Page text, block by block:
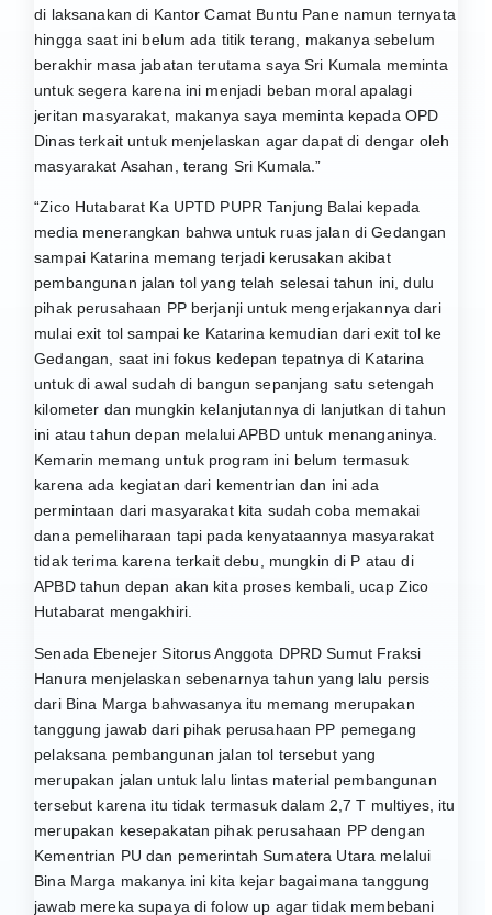
di laksanakan di Kantor Camat Buntu Pane namun ternyata
hingga saat ini belum ada titik terang, makanya sebelum
berakhir masa jabatan terutama saya Sri Kumala meminta
untuk segera karena ini menjadi beban moral apalagi
jeritan masyarakat, makanya saya meminta kepada OPD
Dinas terkait untuk menjelaskan agar dapat di dengar oleh
masyarakat Asahan, terang Sri Kumala.”
“Zico Hutabarat Ka UPTD PUPR Tanjung Balai kepada
media menerangkan bahwa untuk ruas jalan di Gedangan
sampai Katarina memang terjadi kerusakan akibat
pembangunan jalan tol yang telah selesai tahun ini, dulu
pihak perusahaan PP berjanji untuk mengerjakannya dari
mulai exit tol sampai ke Katarina kemudian dari exit tol ke
Gedangan, saat ini fokus kedepan tepatnya di Katarina
untuk di awal sudah di bangun sepanjang satu setengah
kilometer dan mungkin kelanjutannya di lanjutkan di tahun
ini atau tahun depan melalui APBD untuk menanganinya.
Kemarin memang untuk program ini belum termasuk
karena ada kegiatan dari kementrian dan ini ada
permintaan dari masyarakat kita sudah coba memakai
dana pemeliharaan tapi pada kenyataannya masyarakat
tidak terima karena terkait debu, mungkin di P atau di
APBD tahun depan akan kita proses kembali, ucap Zico
Hutabarat mengakhiri.
Senada Ebenejer Sitorus Anggota DPRD Sumut Fraksi
Hanura menjelaskan sebenarnya tahun yang lalu persis
dari Bina Marga bahwasanya itu memang merupakan
tanggung jawab dari pihak perusahaan PP pemegang
pelaksana pembangunan jalan tol tersebut yang
merupakan jalan untuk lalu lintas material pembangunan
tersebut karena itu tidak termasuk dalam 2,7 T multiyes, itu
merupakan kesepakatan pihak perusahaan PP dengan
Kementrian PU dan pemerintah Sumatera Utara melalui
Bina Marga makanya ini kita kejar bagaimana tanggung
jawab mereka supaya di folow up agar tidak membebani